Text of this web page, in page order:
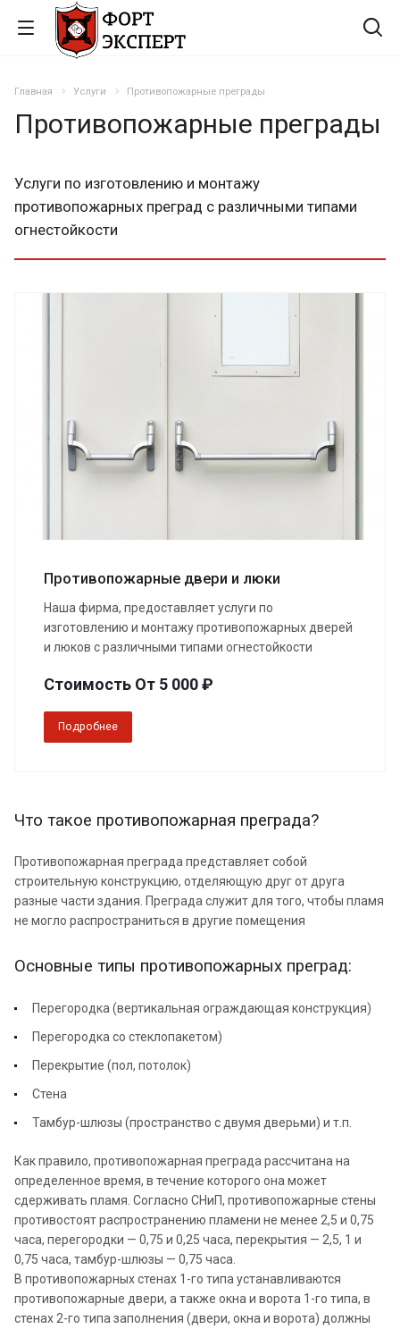
Главная Услуги Противопожарные преграды
Противопожарные преграды
Услуги по изготовлению и монтажу
противопожарных преград с различными типами
огнестойкости
Противопожарные двери и люки
Наша фирма, предоставляет услуги по
изготовлению и монтажу противопожарных дверей
и люков с различными типами огнестойкости
Стоимость От 5 000 ₽
Подробнее
Что такое противопожарная преграда?
Противопожарная преграда представляет собой
строительную конструкцию, отделяющую друг от друга
разные части здания. Преграда служит для того, чтобы пламя
не могло распространиться в другие помещения
Основные типы противопожарных преград:
Перегородка (вертикальная ограждающая конструкция)
Перегородка со стеклопакетом)
Перекрытие (пол, потолок)
Стена
Тамбур-шлюзы (пространство с двумя дверьми) и т.п.
Как правило, противопожарная преграда рассчитана на
определенное время, в течение которого она может
сдерживать пламя. Согласно СНиП, противопожарные стены
противостоят распространению пламени не менее 2,5 и 0,75
часа, перегородки — 0,75 и 0,25 часа, перекрытия — 2,5, 1 и
0,75 часа, тамбур-шлюзы — 0,75 часа.
В противопожарных стенах 1-го типа устанавливаются
противопожарные двери, а также окна и ворота 1-го типа, в
стенах 2-го типа заполнения (двери, окна и ворота) должны